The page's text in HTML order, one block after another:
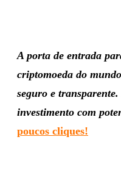
A porta de entrada
criptomoeda do
seguro e
investimento com
poucos cliques!